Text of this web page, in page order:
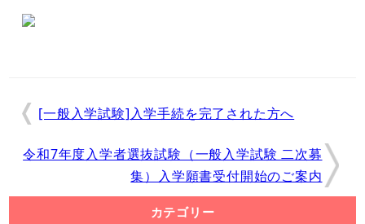
[一般入学試験]入学手続を完了された方へ
令和7年度入学者選抜試験（一般入学試験 二次募
集）入学願書受付開始のご案内
カテゴリー